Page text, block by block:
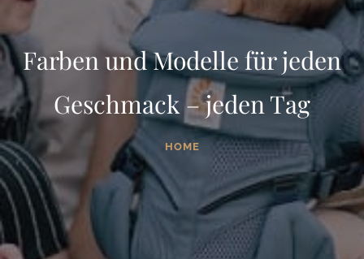
Farben und Modelle für jeden
Geschmack – jeden Tag
HOME